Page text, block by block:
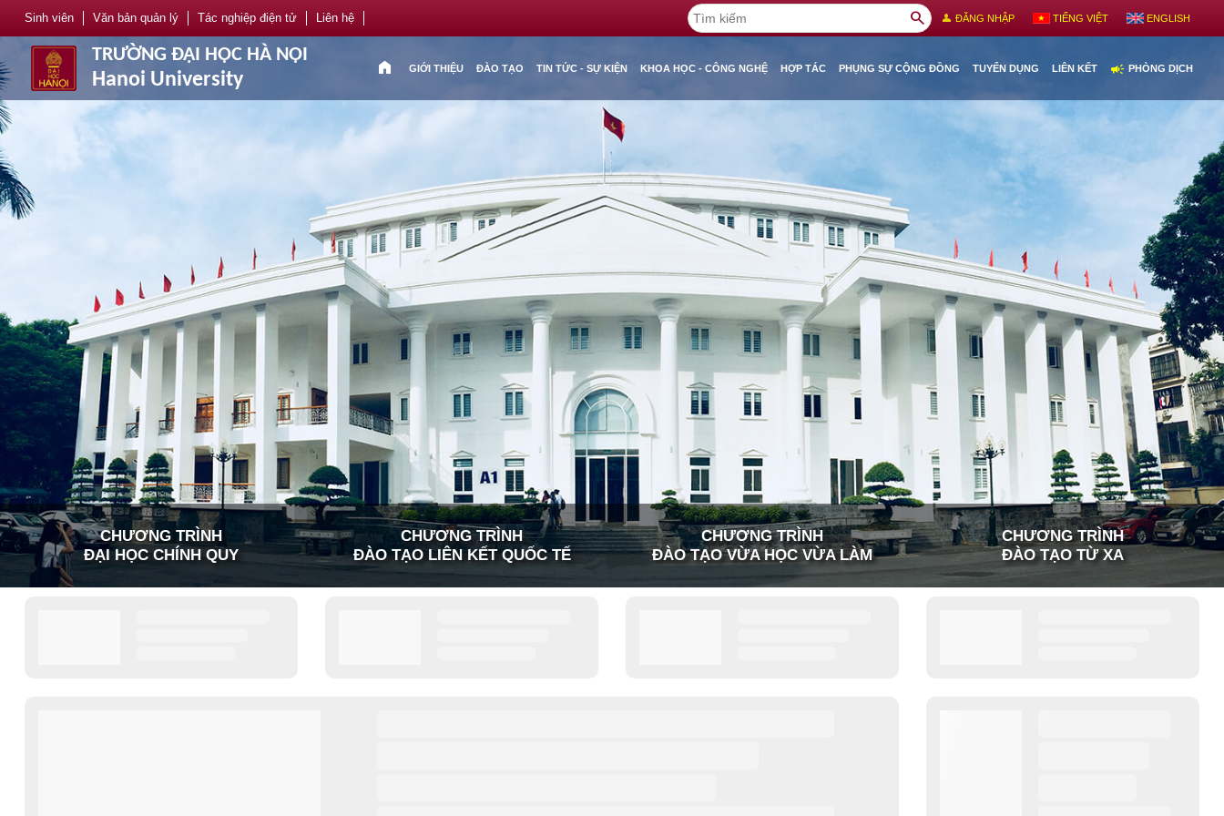
Sinh viên Văn bản quản lý Tác nghiệp điện tử Liên hệ search person ĐĂNG NHẬP TIẾNG VIỆT ENGLISH
TRƯỜNG ĐẠI HỌC HÀ NỘI
Hanoi University
home GIỚI THIỆU ĐÀO TẠO TIN TỨC - SỰ KIỆN KHOA HỌC - CÔNG NGHỆ HỢP TÁC PHỤNG SỰ CỘNG ĐỒNG TUYỂN DỤNG LIÊN KẾT campaign PHÒNG DỊCH
CHƯƠNG TRÌNH
ĐẠI HỌC CHÍNH QUY
CHƯƠNG TRÌNH
ĐÀO TẠO LIÊN KẾT QUỐC TẾ
CHƯƠNG TRÌNH
ĐÀO TẠO VỪA HỌC VỪA LÀM
CHƯƠNG TRÌNH
ĐÀO TẠO TỪ XA